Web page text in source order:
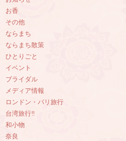
お香
その他
ならまち
ならまち散策
ひとりごと
イベント
ブライダル
メディア情報
ロンドン・パリ旅行
台湾旅行‼︎
和小物
奈良